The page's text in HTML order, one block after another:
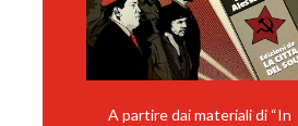
A partire dai materiali di “In